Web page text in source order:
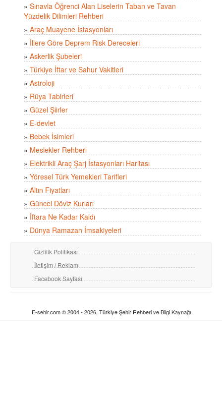
» Sınavla Öğrenci Alan Liselerin Taban ve Tavan
Yüzdelik Dilimleri Rehberi
» Araç Muayene İstasyonları
» İllere Göre Deprem Risk Dereceleri
» Askerlik Şubeleri
» Türkiye İftar ve Sahur Vakitleri
» Astroloji
» Rüya Tabirleri
» Güzel Şiirler
» E-devlet
» Bebek İsimleri
» Meslekler Rehberi
» Elektrikli Araç Şarj İstasyonları Haritası
» Yöresel Türk Yemekleri Tarifleri
» Altın Fiyatları
» Güncel Döviz Kurları
» İftara Ne Kadar Kaldı
» Dünya Ramazan İmsakiyeleri
Gizlilik Politikası
İletişim / Reklam
Facebook Sayfası
E-sehir.com © 2004 - 2026, Türkiye Şehir Rehberi ve Bilgi Kaynağı